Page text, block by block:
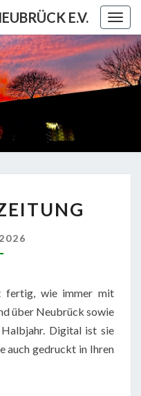
E.V.
fertig, wie immer mit
über Neubrück sowie
Digital ist sie
auch gedruckt in Ihren